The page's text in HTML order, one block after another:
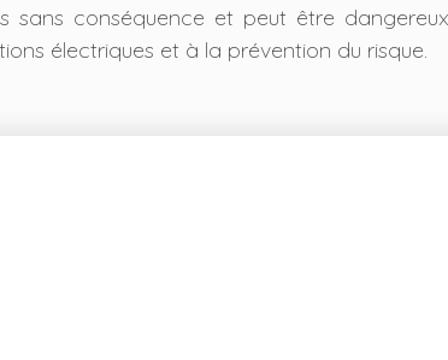
sans conséquence et peut être
électriques et à la prévention du risque.